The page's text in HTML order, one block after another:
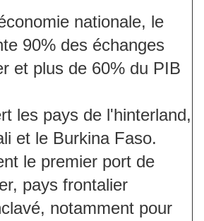
nationale, le
90% des échanges
et plus de 60% du PIB
les pays de l'hinterland,
et le Burkina Faso.
le premier port de
pays frontalier
notamment pour